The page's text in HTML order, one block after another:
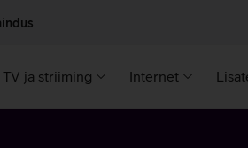
TV ja striiming Internet